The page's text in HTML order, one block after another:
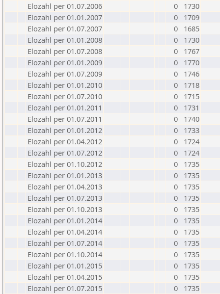
Elozahl per 01.07.2006
0
1730
Elozahl per 01.01.2007
0
1709
Elozahl per 01.07.2007
0
1685
Elozahl per 01.01.2008
0
1730
Elozahl per 01.07.2008
0
1767
Elozahl per 01.01.2009
0
1770
Elozahl per 01.07.2009
0
1746
Elozahl per 01.01.2010
0
1718
Elozahl per 01.07.2010
0
1715
Elozahl per 01.01.2011
0
1731
Elozahl per 01.07.2011
0
1740
Elozahl per 01.01.2012
0
1733
Elozahl per 01.04.2012
0
1724
Elozahl per 01.07.2012
0
1724
Elozahl per 01.10.2012
0
1735
Elozahl per 01.01.2013
0
1735
Elozahl per 01.04.2013
0
1735
Elozahl per 01.07.2013
0
1735
Elozahl per 01.10.2013
0
1735
Elozahl per 01.01.2014
0
1735
Elozahl per 01.04.2014
0
1735
Elozahl per 01.07.2014
0
1735
Elozahl per 01.10.2014
0
1735
Elozahl per 01.01.2015
0
1735
Elozahl per 01.04.2015
0
1735
Elozahl per 01.07.2015
0
1735